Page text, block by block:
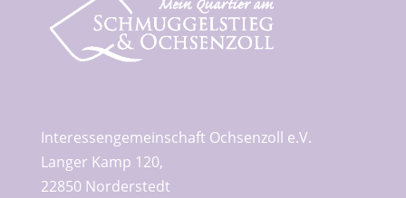
Interessengemeinschaft Ochsenzoll e.V.
Langer Kamp 120,
22850 Norderstedt